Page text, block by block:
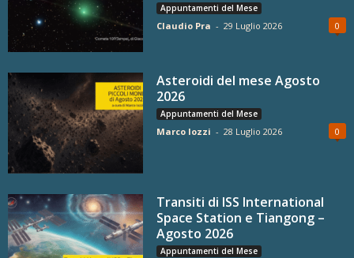
Appuntamenti del Mese
Claudio Pra - 29 Luglio 2026 0
Asteroidi del mese Agosto
2026
Appuntamenti del Mese
Marco Iozzi - 28 Luglio 2026 0
Transiti di ISS International
Space Station e Tiangong –
Agosto 2026
Appuntamenti del Mese